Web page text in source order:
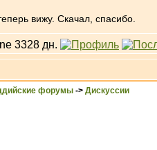
вижу. Скачал, спасибо.
форумы -> Дискуссии